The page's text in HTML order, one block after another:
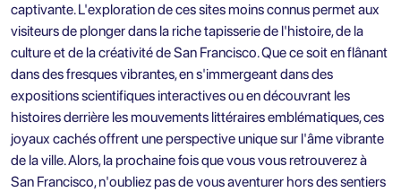
captivante. L'exploration de ces sites moins connus permet aux
visiteurs de plonger dans la riche tapisserie de l'histoire, de la
culture et de la créativité de San Francisco. Que ce soit en flânant
dans des fresques vibrantes, en s'immergeant dans des
expositions scientifiques interactives ou en découvrant les
histoires derrière les mouvements littéraires emblématiques, ces
joyaux cachés offrent une perspective unique sur l'âme vibrante
de la ville. Alors, la prochaine fois que vous vous retrouverez à
San Francisco, n'oubliez pas de vous aventurer hors des sentiers